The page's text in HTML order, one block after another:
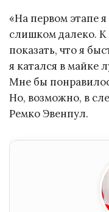
«На первом этапе
слишком далеко. К
показать, что я
я катался в майке
Мне бы
Но, возможно, в
Ремко Эвенпул.